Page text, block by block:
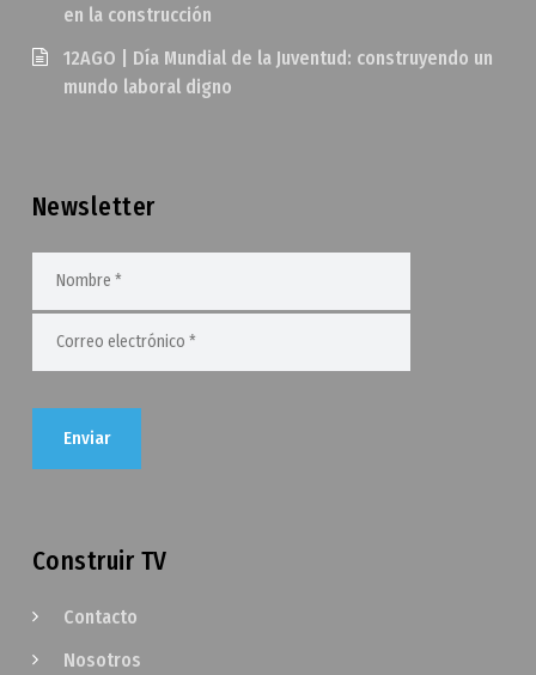
en la construcción
12AGO | Día Mundial de la Juventud: construyendo un
mundo laboral digno
Newsletter
Construir TV
Contacto
Nosotros